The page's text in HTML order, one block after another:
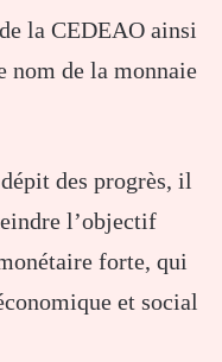
la CEDEAO ainsi
nom de la monnaie
des progrès, il
l’objectif
forte, qui
et social